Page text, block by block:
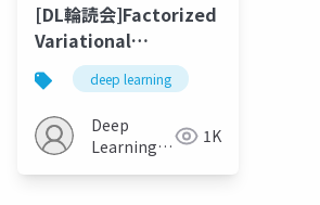
[DL輪読会]Factorized
Variational
Autoencoders for
Modeling Audience
Reactions to Movies
deep learning
Deep
Learning
1K